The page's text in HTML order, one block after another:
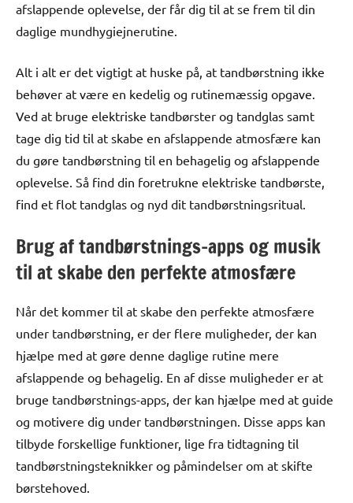
afslappende oplevelse, der får dig til at se frem til din
daglige mundhygiejnerutine.
Alt i alt er det vigtigt at huske på, at tandbørstning ikke
behøver at være en kedelig og rutinemæssig opgave.
Ved at bruge elektriske tandbørster og tandglas samt
tage dig tid til at skabe en afslappende atmosfære kan
du gøre tandbørstning til en behagelig og afslappende
oplevelse. Så find din foretrukne elektriske tandbørste,
find et flot tandglas og nyd dit tandbørstningsritual.
Brug af tandbørstnings-apps og musik
til at skabe den perfekte atmosfære
Når det kommer til at skabe den perfekte atmosfære
under tandbørstning, er der flere muligheder, der kan
hjælpe med at gøre denne daglige rutine mere
afslappende og behagelig. En af disse muligheder er at
bruge tandbørstnings-apps, der kan hjælpe med at guide
og motivere dig under tandbørstningen. Disse apps kan
tilbyde forskellige funktioner, lige fra tidtagning til
tandbørstningsteknikker og påmindelser om at skifte
børstehoved.